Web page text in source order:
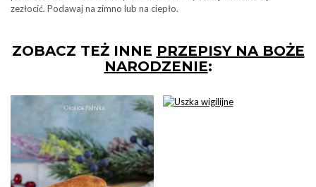
zezłocić. Podawaj na zimno lub na ciepło.
ZOBACZ TEŻ INNE PRZEPISY NA BOŻE
NARODZENIE: